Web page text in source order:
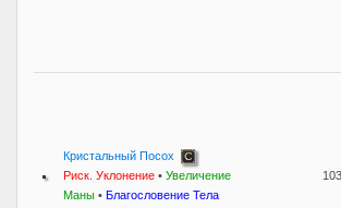
Кристальный Посох
Риск. Уклонение • Увеличение
Маны • Благословение Тела
103